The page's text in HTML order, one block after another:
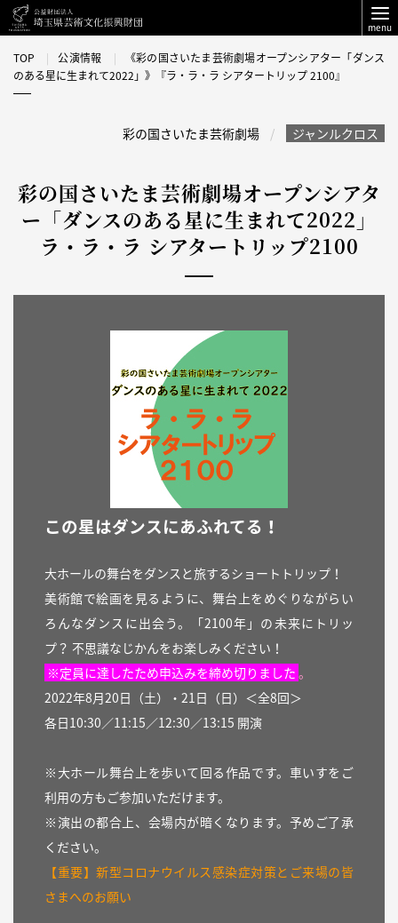
menu
TOP 公演情報
《彩の国さいたま芸術劇場オープンシアター「ダンス
のある星に生まれて2022」》『ラ・ラ・ラ シアタートリップ 2100』
彩の国さいたま芸術劇場 ジャンルクロス
彩の国さいたま芸術劇場オープンシアタ
ー「ダンスのある星に生まれて2022」
ラ・ラ・ラ シアタートリップ2100
この星はダンスにあふれてる！
大ホールの舞台をダンスと旅するショートトリップ！
美術館で絵画を見るように、舞台上をめぐりながらい
ろんなダンスに出会う。「2100年」の未来にトリッ
プ？ 不思議なじかんをお楽しみください！
※定員に達したため申込みを締め切りました 。
2022年8月20日（土）・21日（日）＜全8回＞
各日10:30／11:15／12:30／13:15 開演
※大ホール舞台上を歩いて回る作品です。車いすをご
利用の方もご参加いただけます。
※演出の都合上、会場内が暗くなります。予めご了承
ください。
【重要】新型コロナウイルス感染症対策とご来場の皆
さまへのお願い